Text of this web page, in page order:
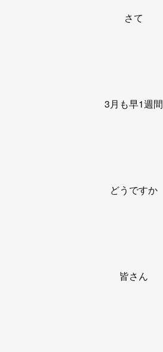
さて
3月も早1週間
どうですか
皆さん